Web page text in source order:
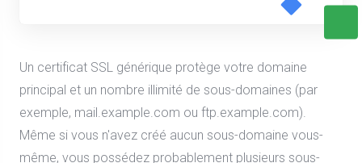
Un certificat SSL générique protège votre domaine
principal et un nombre illimité de sous-domaines (par
exemple, mail.example.com ou ftp.example.com).
Même si vous n'avez créé aucun sous-domaine vous-
même, vous possédez probablement plusieurs sous-